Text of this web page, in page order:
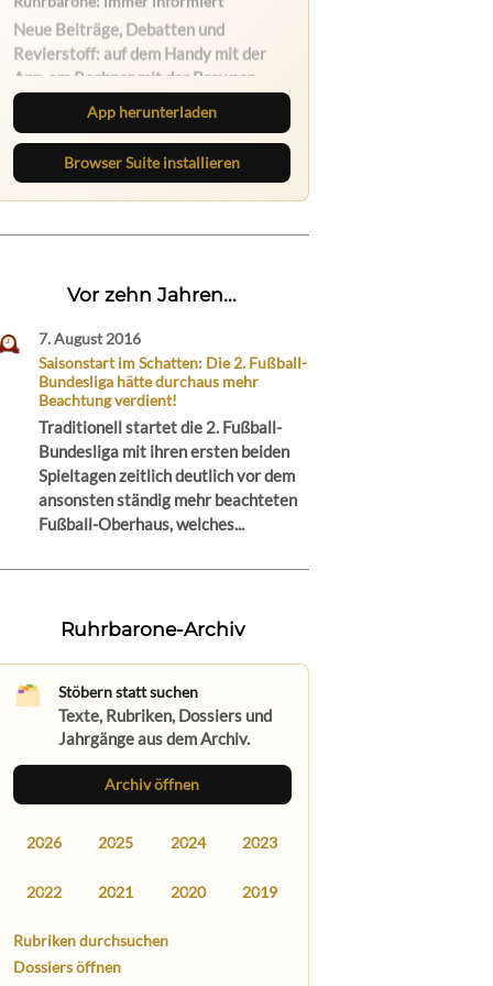
Lies unterwegs weiter, speichere
Beiträge und behalte neue Texte
direkt im Browser im Blick.
App herunterladen
Browser Suite installieren
Vor zehn Jahren...
7. August 2016
Saisonstart im Schatten: Die 2. Fußball-
Bundesliga hätte durchaus mehr
Beachtung verdient!
Traditionell startet die 2. Fußball-
Bundesliga mit ihren ersten beiden
Spieltagen zeitlich deutlich vor dem
ansonsten ständig mehr beachteten
Fußball-Oberhaus, welches...
Ruhrbarone-Archiv
Stöbern statt suchen
Texte, Rubriken, Dossiers und
Jahrgänge aus dem Archiv.
Archiv öffnen
2026 2025 2024 2023
2022 2021 2020 2019
Rubriken durchsuchen
Dossiers öffnen